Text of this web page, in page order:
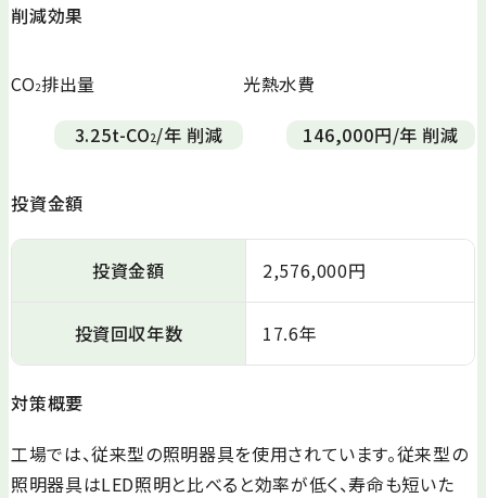
削減効果
CO2排出量
3.25t-CO2/年 削減
光熱水費
146,000円/年 削減
投資金額
投資金額 2,576,000円
投資回収年数 17.6年
対策概要
工場では、従来型の照明器具を使用されています。従来型の
照明器具はLED照明と比べると効率が低く、寿命も短いた